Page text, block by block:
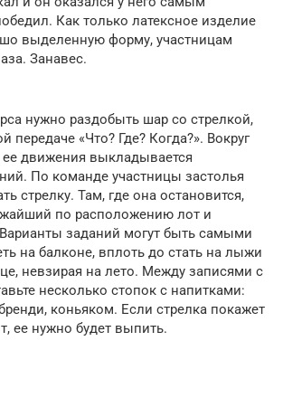
Как только латексное изделие
выделенную форму, участницам
Занавес.
нужно раздобыть шар со стрелкой,
передаче «Что? Где? Когда?». Вокруг
ее движения выкладывается
По команде участницы застолья
стрелку. Там, где она остановится,
по расположению лот и
Варианты заданий могут быть самыми
на балконе, вплоть до стать на лыжи
невзирая на лето. Между записями с
несколько стопок с напитками:
коньяком. Если стрелка покажет
ее нужно будет выпить.